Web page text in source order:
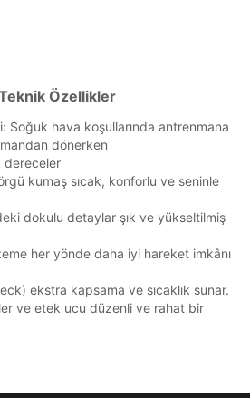
Kapat
Özellikler
Soğuk hava koşullarında antrenmana
dönerken
dereceler
kumaş sıcak, konforlu ve seninle
dokulu detaylar şık ve yükseltilmiş
her yönde daha iyi hareket imkânı
ekstra kapsama ve sıcaklık sunar.
ve etek ucu düzenli ve rahat bir
Mağazada Bul
Kapat
Sorgula
ve kabul ediyorum:
Metni
Hüküm ve Koşullar
Kişisel verilerimin Doğuş
ve Aksesuar Ticaret A.Ş.
ileti gönderilmesi amacıyla
Arama
Doğuş Perakende Satış Giyim ve
A.Ş. bünyesinde yer alan
bana özel pazarlanması ve
bulunan pazarlama
telefon numaranızı doğrulayın.
GÖNDER
telefon numaranızı doğrulayın.
GÖNDER